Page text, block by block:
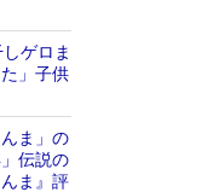
ゲロま
」子供
ま」の
伝説の
ま』評